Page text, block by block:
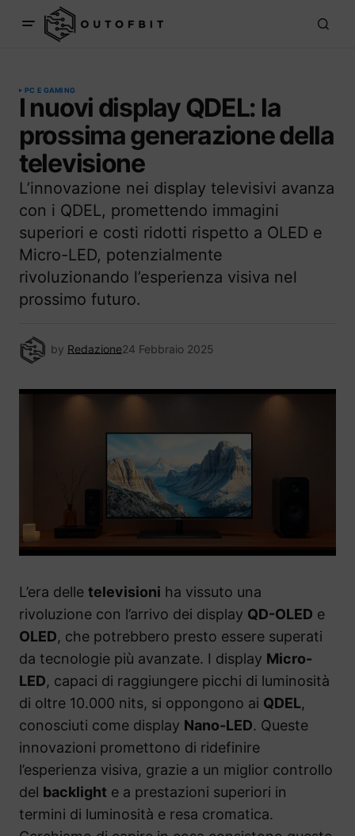
PC E GAMING
I nuovi display QDEL: la
prossima generazione della
televisione
L’innovazione nei display televisivi avanza
con i QDEL, promettendo immagini
superiori e costi ridotti rispetto a OLED e
Micro-LED, potenzialmente
rivoluzionando l’esperienza visiva nel
prossimo futuro.
by Redazione24 Febbraio 2025
L’era delle televisioni ha vissuto una
rivoluzione con l’arrivo dei display QD-OLED e
OLED, che potrebbero presto essere superati
da tecnologie più avanzate. I display Micro-
LED, capaci di raggiungere picchi di luminosità
di oltre 10.000 nits, si oppongono ai QDEL,
conosciuti come display Nano-LED. Queste
innovazioni promettono di ridefinire
l’esperienza visiva, grazie a un miglior controllo
del backlight e a prestazioni superiori in
termini di luminosità e resa cromatica.